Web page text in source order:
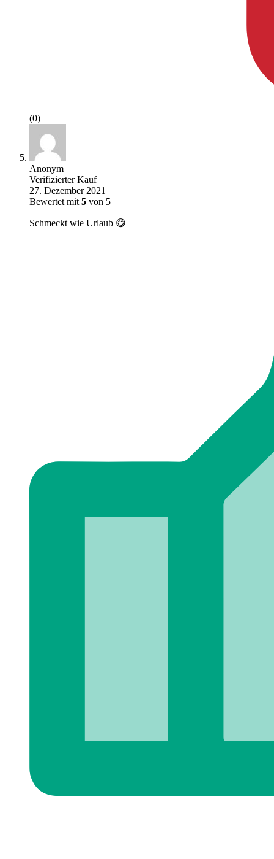
(0)
Anonym
Verifizierter Kauf
27. Dezember 2021
Bewertet mit 5 von 5
Schmeckt wie Urlaub 😋